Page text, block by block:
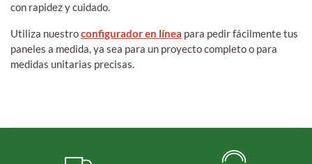
con rapidez y cuidado.
Utiliza nuestroconfigurador en línea para pedir fácilmente tus
paneles a medida, ya sea para un proyecto completo o para
medidas unitarias precisas.